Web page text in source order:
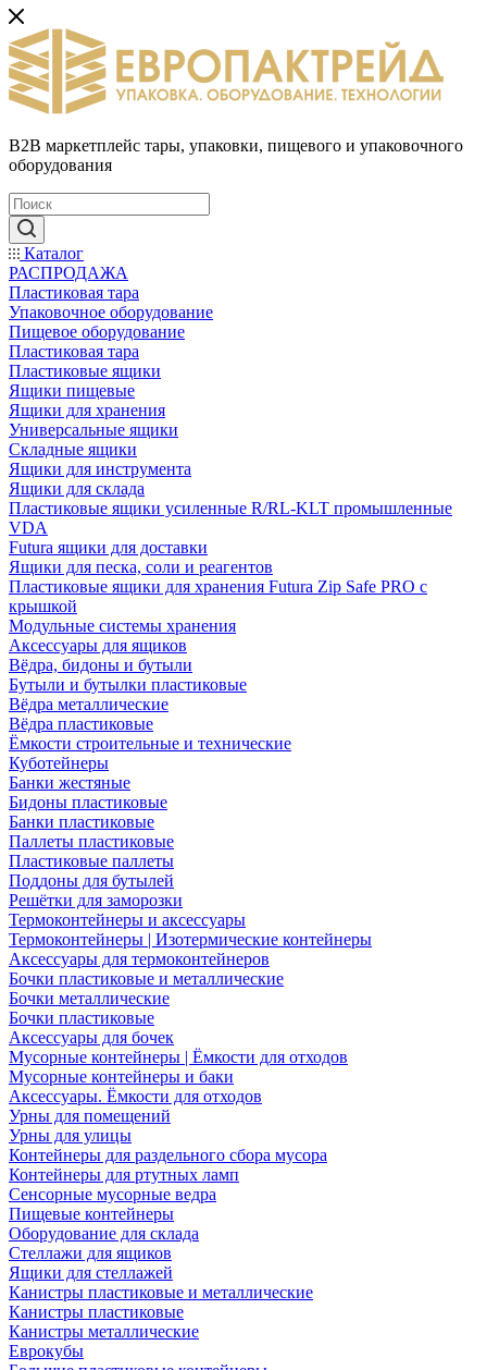
B2B маркетплейс тары, упаковки, пищевого и упаковочного
оборудования
Каталог
РАСПРОДАЖА
Пластиковая тара
Упаковочное оборудование
Пищевое оборудование
Пластиковая тара
Пластиковые ящики
Ящики пищевые
Ящики для хранения
Универсальные ящики
Складные ящики
Ящики для инструмента
Ящики для склада
Пластиковые ящики усиленные R/RL-KLT промышленные
VDA
Futura ящики для доставки
Ящики для песка, соли и реагентов
Пластиковые ящики для хранения Futura Zip Safe PRO с
крышкой
Модульные системы хранения
Аксессуары для ящиков
Вёдра, бидоны и бутыли
Бутыли и бутылки пластиковые
Вёдра металлические
Вёдра пластиковые
Ёмкости строительные и технические
Куботейнеры
Банки жестяные
Бидоны пластиковые
Банки пластиковые
Паллеты пластиковые
Пластиковые паллеты
Поддоны для бутылей
Решётки для заморозки
Термоконтейнеры и аксессуары
Термоконтейнеры | Изотермические контейнеры
Аксессуары для термоконтейнеров
Бочки пластиковые и металлические
Бочки металлические
Бочки пластиковые
Аксессуары для бочек
Мусорные контейнеры | Ёмкости для отходов
Мусорные контейнеры и баки
Аксессуары. Ёмкости для отходов
Урны для помещений
Урны для улицы
Контейнеры для раздельного сбора мусора
Контейнеры для ртутных ламп
Сенсорные мусорные ведра
Пищевые контейнеры
Оборудование для склада
Стеллажи для ящиков
Ящики для стеллажей
Канистры пластиковые и металлические
Канистры пластиковые
Канистры металлические
Еврокубы